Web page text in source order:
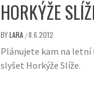
HORKÝŽE
BYLARA /8.6.2012
Plánujete kam na letní
slyšet Horkýže Slíže.